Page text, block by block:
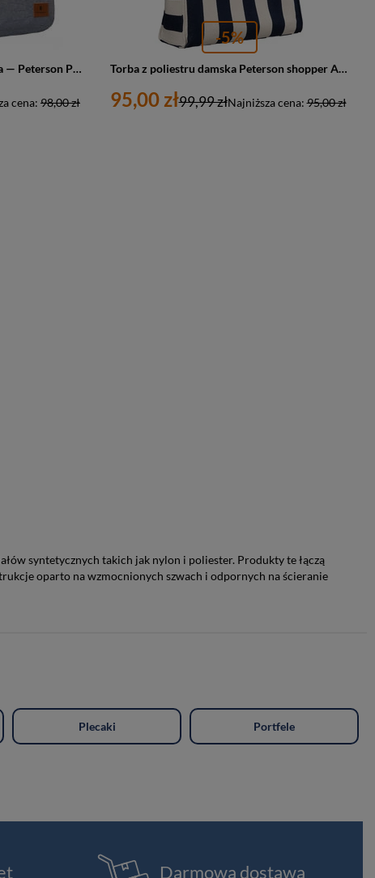
Torba na laptopa do pracy szara — Peterson PTN GBP-18
cena: 98,00 zł
-5%
Torba z poliestru damska Peterson shopper A4 biało-granatowa w paski
95,00 zł Najniższa cena:95,00 zł
99,99 zł
syntetycznych takich jak nylon i poliester. Produkty te łączą
oparto na wzmocnionych szwach i odpornych na ścieranie
Plecaki Portfele
Darmowa dostawa